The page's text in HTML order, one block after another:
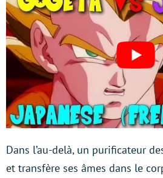
Dans l’au-delà, un purificateur
et transfère ses âmes dans le